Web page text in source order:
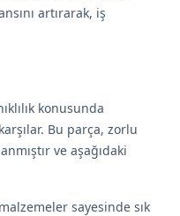
artırarak, iş
konusunda
Bu parça, zorlu
ve aşağıdaki
sayesinde sık